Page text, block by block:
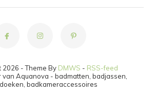
- Theme By DMWS - RSS-feed
van Aquanova - badmatten, badjassen,
badkameraccessoires